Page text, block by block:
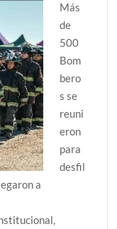
Más
de
500
Bom
bero
s se
reuni
eron
para
desfil
a